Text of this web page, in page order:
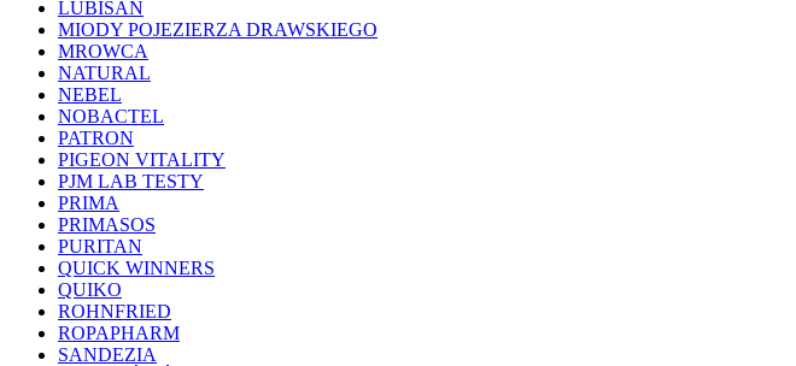
LUBISAN
MIODY POJEZIERZA DRAWSKIEGO
MROWCA
NATURAL
NEBEL
NOBACTEL
PATRON
PIGEON VITALITY
PJM LAB TESTY
PRIMA
PRIMASOS
PURITAN
QUICK WINNERS
QUIKO
ROHNFRIED
ROPAPHARM
SANDEZIA